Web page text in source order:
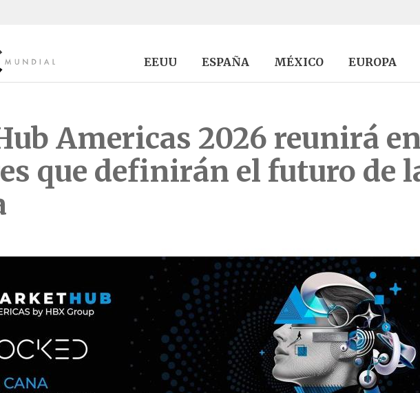
EEUU ESPAÑA MÉXICO EUROPA
Americas 2026 reunirá
que definirán el futuro de